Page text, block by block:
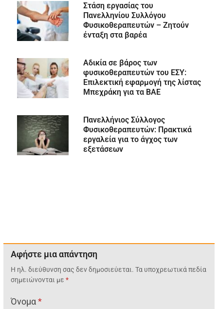
Στάση εργασίας του
Πανελληνίου Συλλόγου
Φυσικοθεραπευτών – Ζητούν
ένταξη στα βαρέα
Αδικία σε βάρος των
φυσικοθεραπευτών του ΕΣΥ:
Επιλεκτική εφαρμογή της λίστας
Μπεχράκη για τα ΒΑΕ
Πανελλήνιος Σύλλογος
Φυσικοθεραπευτών: Πρακτικά
εργαλεία για το άγχος των
εξετάσεων
Αφήστε μια απάντηση
Η ηλ. διεύθυνση σας δεν δημοσιεύεται. Τα υποχρεωτικά πεδία
σημειώνονται με*
Όνομα*